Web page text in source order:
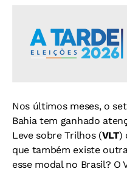
Nos últimos meses, o
Bahia tem ganhado
Leve sobre Trilhos (VLT)
que também existe
esse modal no Brasil? O